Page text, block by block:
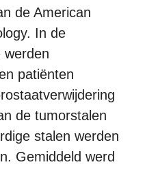
de American
In de
werden
patiënten
de tumorstalen
stalen werden
Gemiddeld werd